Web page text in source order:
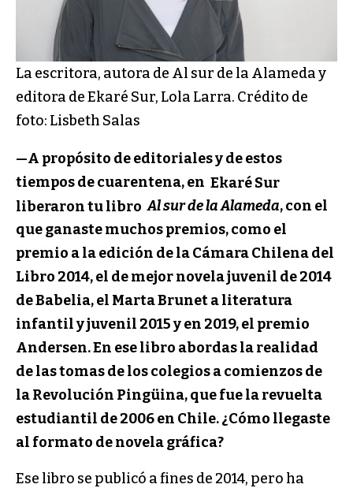
La escritora, autora de Al sur de la Alameda y
editora de Ekaré Sur, Lola Larra. Crédito de
foto: Lisbeth Salas
—A propósito de editoriales y de estos
tiempos de cuarentena, en Ekaré Sur
liberaron tu libro Al sur de la Alameda, con el
que ganaste muchos premios, como el
premio a la edición de la Cámara Chilena del
Libro 2014, el de mejor novela juvenil de 2014
de Babelia, el Marta Brunet a literatura
infantil y juvenil 2015 y en 2019, el premio
Andersen. En ese libro abordas la realidad
de las tomas de los colegios a comienzos de
la Revolución Pingüina, que fue la revuelta
estudiantil de 2006 en Chile. ¿Cómo llegaste
al formato de novela gráfica?
Ese libro se publicó a fines de 2014, pero ha